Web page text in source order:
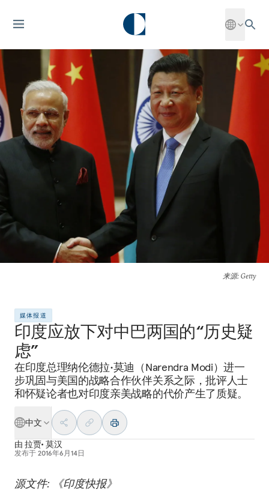
来源: Getty
媒体报道
印度应放下对中巴两国的“历史疑
虑”
在印度总理纳伦德拉•莫迪（Narendra Modi）进一
步巩固与美国的战略合作伙伴关系之际，批评人士
和怀疑论者也对印度亲美战略的代价产生了质疑。
中文
由 拉贾• 莫汉
发布于 2016年6月14日
源文件: 《印度快报》